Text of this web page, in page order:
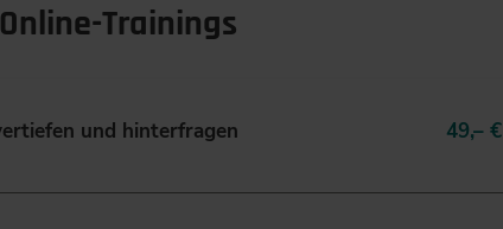
Trainings
und hinterfragen 49,– €